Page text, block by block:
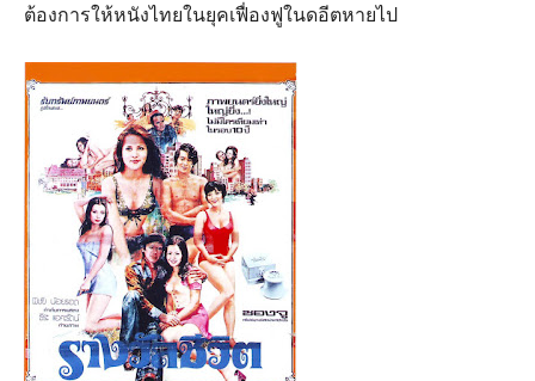
ต้องการให้หนังไทยในยุคเฟื่องฟูในดอีตหายไป